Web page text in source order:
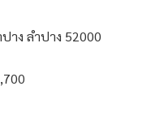
าง ลำปาง 52000